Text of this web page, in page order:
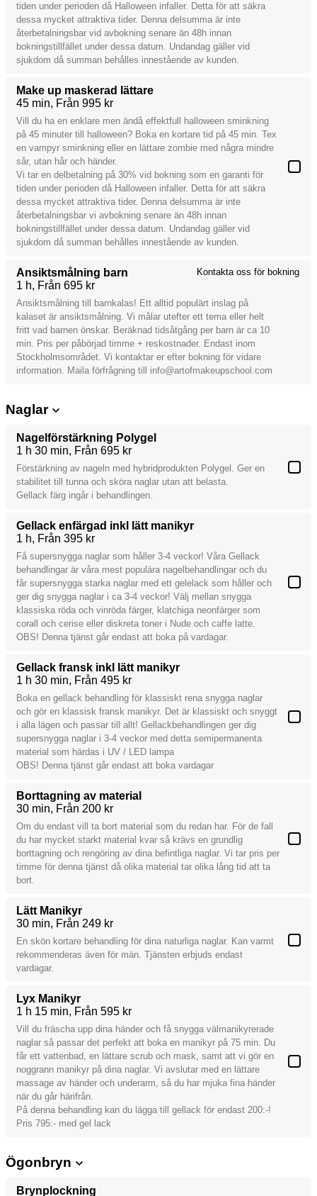
tiden under perioden då Halloween infaller. Detta för att säkra
dessa mycket attraktiva tider. Denna delsumma är inte
återbetalningsbar vid avbokning senare än 48h innan
bokningstillfället under dessa datum. Undandag gäller vid
sjukdom då summan behålles innestående av kunden.
Make up maskerad lättare
45 min
Från 995 kr
Vill du ha en enklare men ändå effektfull halloween sminkning
på 45 minuter till halloween? Boka en kortare tid på 45 min. Tex
en vampyr sminkning eller en lättare zombie med några mindre
sår, utan hår och händer.
Vi tar en delbetalning på 30% vid bokning som en garanti för
tiden under perioden då Halloween infaller. Detta för att säkra
dessa mycket attraktiva tider. Denna delsumma är inte
återbetalningsbar vi avbokning senare än 48h innan
bokningstillfället under dessa datum. Undandag gäller vid
sjukdom då summan behålles innestående av kunden.
Kontakta oss för bokning
Ansiktsmålning barn
1 h
Från 695 kr
Ansiktsmålning till barnkalas! Ett alltid populärt inslag på
kalaset är ansiktsmålning. Vi målar utefter ett tema eller helt
fritt vad barnen önskar. Beräknad tidsåtgång per barn är ca 10
min. Pris per påbörjad timme + reskostnader. Endast inom
Stockholmsområdet. Vi kontaktar er efter bokning för vidare
information. Maila förfrågning till info@artofmakeupschool.com
Naglar
Nagelförstärkning Polygel
1 h 30 min
Från 695 kr
Förstärkning av nageln med hybridprodukten Polygel. Ger en
stabilitet till tunna och sköra naglar utan att belasta.
Gellack färg ingår i behandlingen.
Gellack enfärgad inkl lätt manikyr
1 h
Från 395 kr
Få supersnygga naglar som håller 3-4 veckor! Våra Gellack
behandlingar är våra mest populära nagelbehandlingar och du
får supersnygga starka naglar med ett gelelack som håller och
ger dig snygga naglar i ca 3-4 veckor! Välj mellan snygga
klassiska röda och vinröda färger, klatchiga neonfärger som
corall och cerise eller diskreta toner i Nude och caffe latte.
OBS! Denna tjänst går endast att boka på vardagar.
Gellack fransk inkl lätt manikyr
1 h 30 min
Från 495 kr
Boka en gellack behandling för klassiskt rena snygga naglar
och gör en klassisk fransk manikyr. Det är klassiskt och snyggt
i alla lägen och passar till allt! Gellackbehandlingen ger dig
supersnygga naglar i 3-4 veckor med detta semipermanenta
material som härdas i UV / LED lampa
OBS! Denna tjänst går endast att boka vardagar
Borttagning av material
30 min
Från 200 kr
Om du endast vill ta bort material som du redan har. För de fall
du har mycket starkt material kvar så krävs en grundlig
borttagning och rengöring av dina befintliga naglar. Vi tar pris per
timme för denna tjänst då olika material tar olika lång tid att ta
bort.
Lätt Manikyr
30 min
Från 249 kr
En skön kortare behandling för dina naturliga naglar. Kan varmt
rekommenderas även för män. Tjänsten erbjuds endast
vardagar.
Lyx Manikyr
1 h 15 min
Från 595 kr
Vill du fräscha upp dina händer och få snygga välmanikyrerade
naglar så passar det perfekt att boka en manikyr på 75 min. Du
får ett vattenbad, en lättare scrub och mask, samt att vi gör en
noggrann manikyr på dina naglar. Vi avslutar med en lättare
massage av händer och underarm, så du har mjuka fina händer
när du går härifrån.
På denna behandling kan du lägga till gellack för endast 200:-!
Pris 795:- med gel lack
Ögonbryn
Brynplockning